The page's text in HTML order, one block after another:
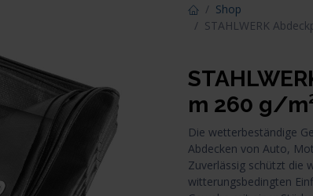
Shop
STAHLWERK
m 260 g/
Die wetterbeständige
Abdecken von Auto,
Zuverlässig schützt die
witterungsbedingten